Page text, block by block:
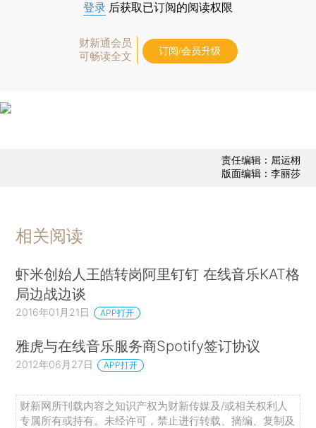
登录 后获取已订阅的阅读权限
财新通会员
可畅读全文
订阅/会员升级
责任编辑：屈运栩
版面编辑：李丽莎
相关阅读
虾米创始人王皓转岗阿里钉钉 在线音乐KAT格
局边战边谈
2016年01月21日 APP打开
雅虎与在线音乐服务商Spotify签订协议
2012年06月27日 APP打开
财新网所刊载内容之知识产权为财新传媒及/或相关权利人
专属所有或持有。未经许可，禁止进行转载、摘编、复制及